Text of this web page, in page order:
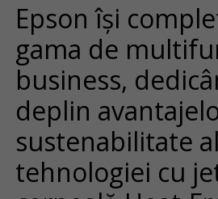
Epson își
gama de
business,
deplin
sustenabilitate
tehnologiei cu